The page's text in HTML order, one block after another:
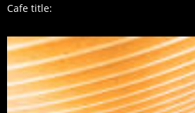
Cafe title: